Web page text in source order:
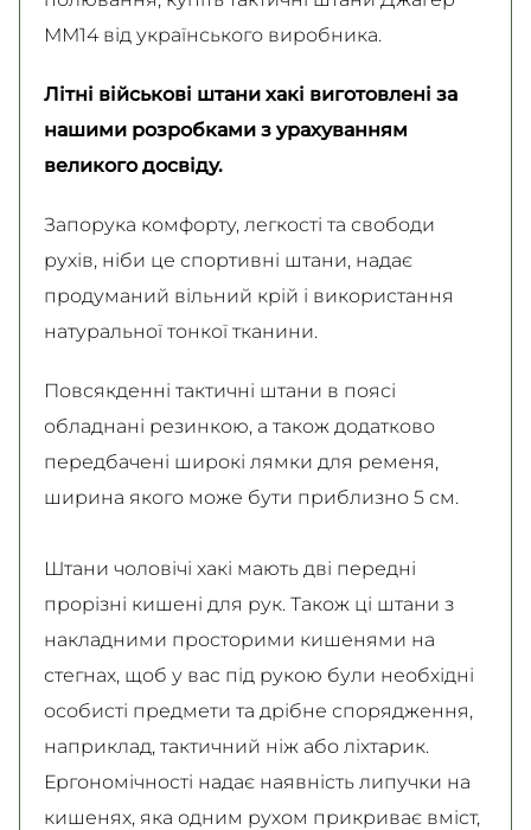
ММ14 від українського виробника.
Літні військові штани хакі виготовлені за
нашими розробками з урахуванням
великого досвіду.
Запорука комфорту, легкості та свободи
рухів, ніби це спортивні штани, надає
продуманий вільний крій і використання
натуральної тонкої тканини.
Повсякденні тактичні штани в поясі
обладнані резинкою, а також додатково
передбачені широкі лямки для ременя,
ширина якого може бути приблизно 5 см.
Штани чоловічі хакі мають дві передні
прорізні кишені для рук. Також ці штани з
накладними просторими кишенями на
стегнах, щоб у вас під рукою були необхідні
особисті предмети та дрібне спорядження,
наприклад, тактичний ніж або ліхтарик.
Ергономічності надає наявність липучки на
кишенях, яка одним рухом прикриває вміст,